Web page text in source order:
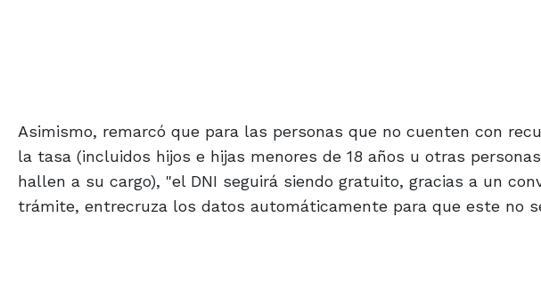
Asimismo, remarcó que para las personas que no cuenten con
la tasa (incluidos hijos e hijas menores de 18 años u otras
hallen a su cargo), "el DNI seguirá siendo gratuito, gracias a un
trámite, entrecruza los datos automáticamente para que este no